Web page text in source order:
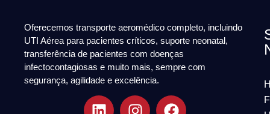
Oferecemos transporte aeromédico completo, incluindo
UTI Aérea para pacientes críticos, suporte neonatal,
transferência de pacientes com doenças
infectocontagiosas e muito mais, sempre com
segurança, agilidade e excelência.